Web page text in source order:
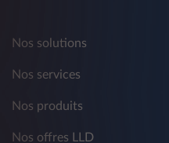
Nos solutions
Nos services
Nos produits
Nos offres LLD